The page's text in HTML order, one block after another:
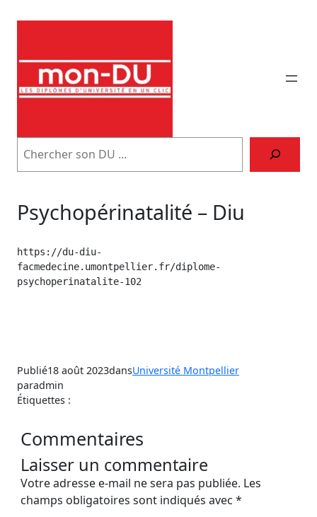
son
Psychopérinatalité – Diu
https://du-diu-
facmedecine.umontpellier.fr/diplome-
psychoperinatalite-102
Publié18 août 2023dansUniversité Montpellier
paradmin
Étiquettes :
Commentaires
Laisser un commentaire
Votre adresse e-mail ne sera pas publiée. Les
champs obligatoires sont indiqués avec *